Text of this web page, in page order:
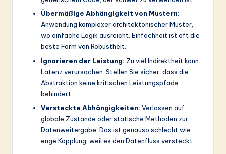
Übermäßige Abhängigkeit von Mustern:
Anwendung komplexer architektonischer Muster,
wo einfache Logik ausreicht. Einfachheit ist oft die
beste Form von Robustheit.
Ignorieren der Leistung: Zu viel Indirektheit kann
Latenz verursachen. Stellen Sie sicher, dass die
Abstraktion keine kritischen Leistungspfade
behindert.
Versteckte Abhängigkeiten: Verlassen auf
globale Zustände oder statische Methoden zur
Datenweitergabe. Das ist genauso schlecht wie
enge Kopplung, weil es den Datenfluss versteckt.